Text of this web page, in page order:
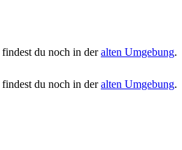
findest du noch in deralten Umgebung.
findest du noch in deralten Umgebung.